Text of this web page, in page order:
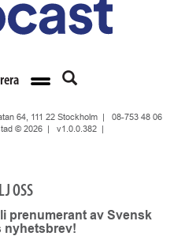
64, 111 22 Stockholm | 08-753 48 06
© 2026 | v1.0.0.382
OSS
prenumerant av Svensk
nyhetsbrev!